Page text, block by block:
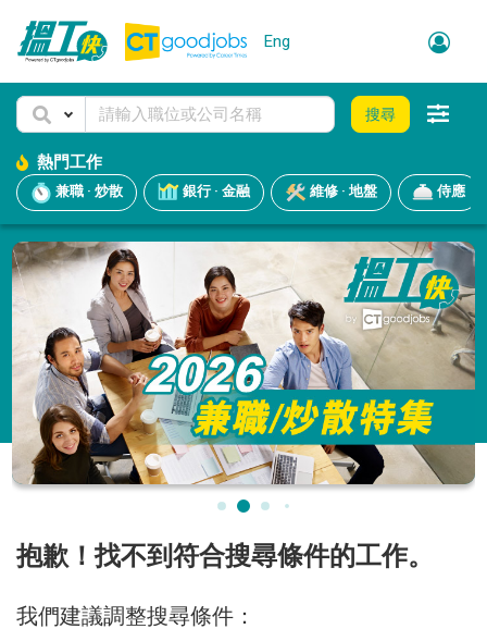
Eng
搜尋
熱門工作
兼職 · 炒散 銀行 · 金融 維修 · 地盤 侍應
抱歉！找不到符合搜尋條件的工作。
我們建議調整搜尋條件：